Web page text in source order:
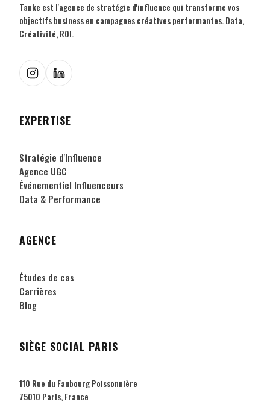
Tanke est l'agence de stratégie d'influence qui transforme vos
objectifs business en campagnes créatives performantes. Data,
Créativité, ROI.
EXPERTISE
Stratégie d'Influence
Agence UGC
Événementiel Influenceurs
Data & Performance
AGENCE
Études de cas
Carrières
Blog
SIÈGE SOCIAL PARIS
110 Rue du Faubourg Poissonnière
75010 Paris, France